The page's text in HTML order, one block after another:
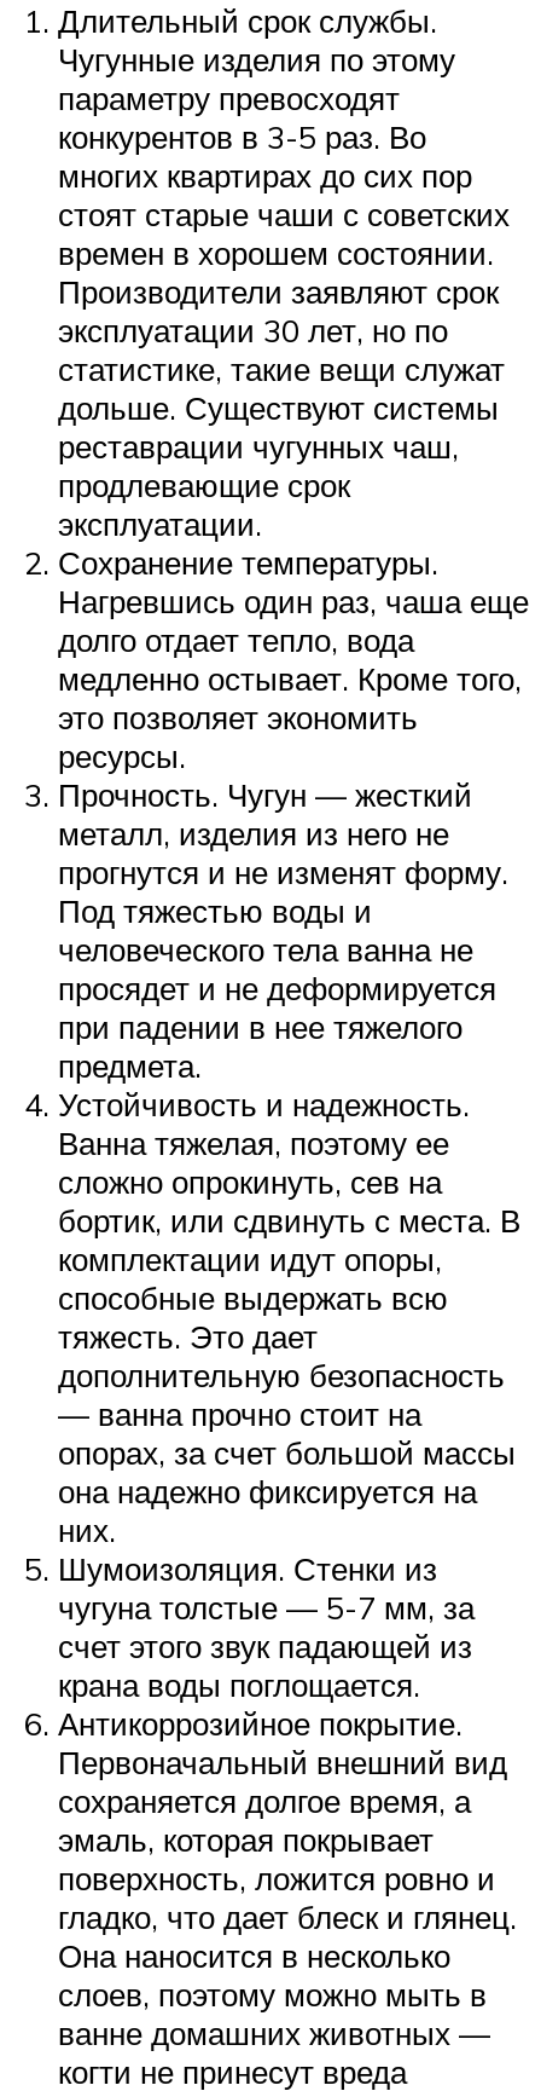
Длительный срок службы.
Чугунные изделия по этому
параметру превосходят
конкурентов в 3-5 раз. Во
многих квартирах до сих пор
стоят старые чаши с советских
времен в хорошем состоянии.
Производители заявляют срок
эксплуатации 30 лет, но по
статистике, такие вещи служат
дольше. Существуют системы
реставрации чугунных чаш,
продлевающие срок
эксплуатации.
Сохранение температуры.
Нагревшись один раз, чаша еще
долго отдает тепло, вода
медленно остывает. Кроме того,
это позволяет экономить
ресурсы.
Прочность. Чугун — жесткий
металл, изделия из него не
прогнутся и не изменят форму.
Под тяжестью воды и
человеческого тела ванна не
просядет и не деформируется
при падении в нее тяжелого
предмета.
Устойчивость и надежность.
Ванна тяжелая, поэтому ее
сложно опрокинуть, сев на
бортик, или сдвинуть с места. В
комплектации идут опоры,
способные выдержать всю
тяжесть. Это дает
дополнительную безопасность
— ванна прочно стоит на
опорах, за счет большой массы
она надежно фиксируется на
них.
Шумоизоляция. Стенки из
чугуна толстые — 5-7 мм, за
счет этого звук падающей из
крана воды поглощается.
Антикоррозийное покрытие.
Первоначальный внешний вид
сохраняется долгое время, а
эмаль, которая покрывает
поверхность, ложится ровно и
гладко, что дает блеск и глянец.
Она наносится в несколько
слоев, поэтому можно мыть в
ванне домашних животных —
когти не принесут вреда